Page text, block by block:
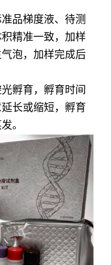
品梯度液、待测
精准一致，加样
泡，加样完成后
孵育，孵育时间
长或缩短，孵育
。